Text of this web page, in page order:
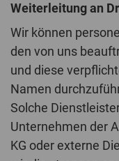
Weiterleitung an
Wir können
den von uns
und diese
Namen
Solche
Unternehmen der
KG oder externe